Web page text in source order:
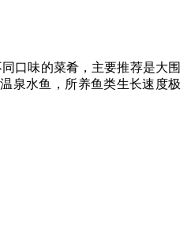
口味的菜肴，主要推荐是大围
泉水鱼，所养鱼类生长速度极